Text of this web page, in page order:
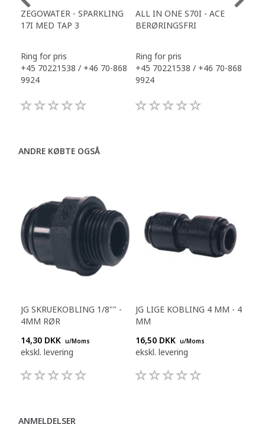
ZEGOWATER - SPARKLING
17I MED TAP 3
Ring for pris
+45 70221538 / +46 70-868
9924
ALL IN ONE S70I - ACE
BERØRINGSFRI
Ring for pris
+45 70221538 / +46 70-868
9924
ANDRE KØBTE OGSÅ
JG SKRUEKOBLING 1/8"" -
4MM RØR
14,30 DKK u/Moms
ekskl. levering
JG LIGE KOBLING 4 MM - 4
MM
16,50 DKK u/Moms
ekskl. levering
ANMELDELSER